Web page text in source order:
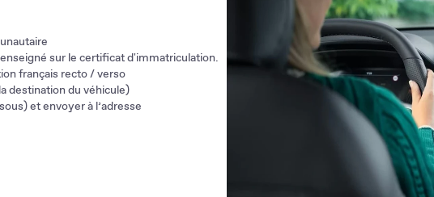
sur le certificat d'immatriculation.
français recto / verso
destination du véhicule)
et envoyer à l’adresse